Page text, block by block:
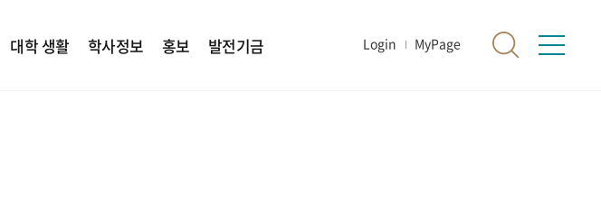
대학 생활 학사정보 홍보 발전기금 Login MyPage